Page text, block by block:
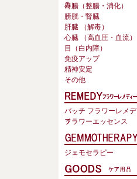
み）
胃腸（整腸・消化）
膀胱・腎臓
肝臓 （解毒）
心臓 （高血圧・血流）
目（白内障）
免疫アップ
精神安定
その他
バッチ フラワーレメデ
ィ
フラワーエッセンス
ジェモセラピー